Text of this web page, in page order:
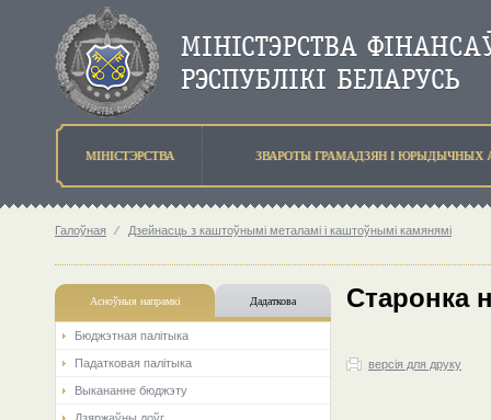
МIНIСТЭРСТВА ЗВАРОТЫ ГРАМАДЗЯН I ЮРЫДЫЧНЫХ
Галоўная ⁄ Дзейнасць з каштоўнымі металамі і каштоўнымі камянямі
Асноўныя напрамкi Дадаткова
Бюджэтная палiтыка
Падатковая палітыка
Выкананне бюджэту
Старонка
версія для друку